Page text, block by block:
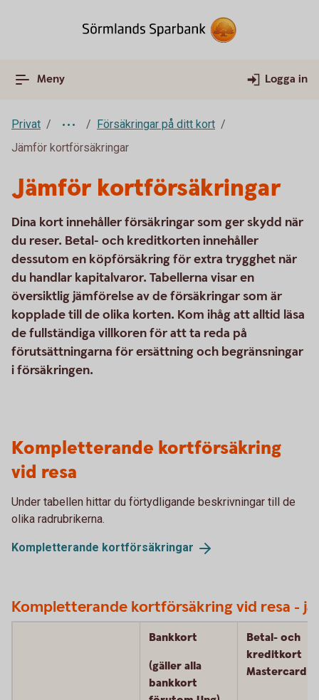
Meny Logga in
Privat
Försäkringar på ditt kort
Jämför kortförsäkringar
Jämför kortförsäkringar
Dina kort innehåller försäkringar som ger skydd när
du reser. Betal- och kreditkorten innehåller
dessutom en köpförsäkring för extra trygghet när
du handlar kapitalvaror. Tabellerna visar en
översiktlig jämförelse av de försäkringar som är
kopplade till de olika korten. Kom ihåg att alltid läsa
de fullständiga villkoren för att ta reda på
förutsättningarna för ersättning och begränsningar
i försäkringen.
Kompletterande kortförsäkring
vid resa
Under tabellen hittar du förtydligande beskrivningar till de
olika radrubrikerna.
Kompletterande kortförsäkringar
Kompletterande kortförsäkring vid resa -
Bankkort
(gäller alla
bankkort
Betal- och
kreditkort
Mastercard